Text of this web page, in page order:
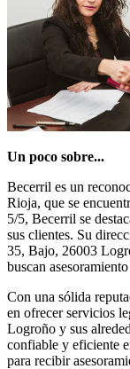
Un poco sobre...
Becerril es un
Rioja, que se
5/5, Becerril se
sus clientes. Su
35, Bajo, 26003
buscan
Con una sólida
en ofrecer servicios
Logroño y sus
confiable y eficiente
para recibir